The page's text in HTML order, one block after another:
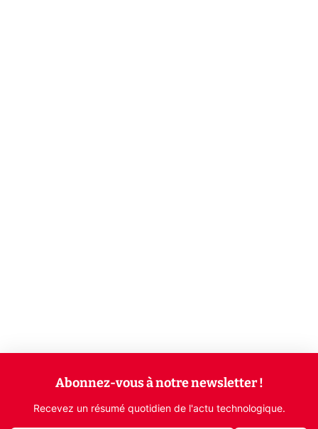
Abonnez-vous à notre newsletter !
Recevez un résumé quotidien de l'actu technologique.